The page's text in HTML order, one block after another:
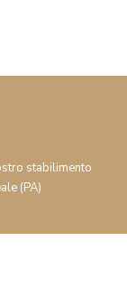
stabilimento
(PA)